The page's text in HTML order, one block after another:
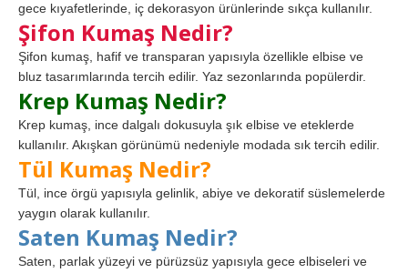
gece kıyafetlerinde, iç dekorasyon ürünlerinde sıkça kullanılır.
Şifon Kumaş Nedir?
Şifon kumaş, hafif ve transparan yapısıyla özellikle elbise ve
bluz tasarımlarında tercih edilir. Yaz sezonlarında popülerdir.
Krep Kumaş Nedir?
Krep kumaş, ince dalgalı dokusuyla şık elbise ve eteklerde
kullanılır. Akışkan görünümü nedeniyle modada sık tercih edilir.
Tül Kumaş Nedir?
Tül, ince örgü yapısıyla gelinlik, abiye ve dekoratif süslemelerde
yaygın olarak kullanılır.
Saten Kumaş Nedir?
Saten, parlak yüzeyi ve pürüzsüz yapısıyla gece elbiseleri ve